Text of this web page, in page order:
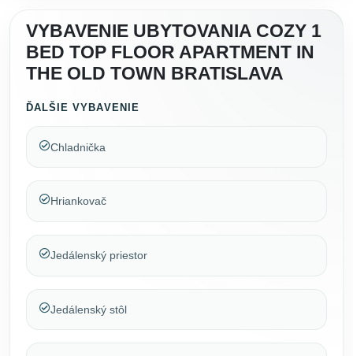
VYBAVENIE UBYTOVANIA COZY 1
BED TOP FLOOR APARTMENT IN
THE OLD TOWN BRATISLAVA
ĎALŠIE VYBAVENIE
Chladnička
Hriankovač
Jedálenský priestor
Jedálenský stôl